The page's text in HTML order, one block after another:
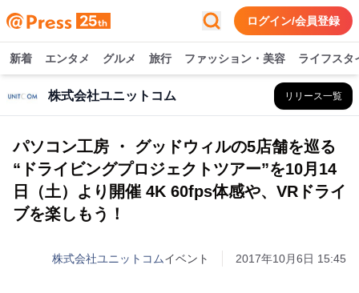
ログイン/会員登録
新着 エンタメ グルメ 旅行 ファッション・美容 ライフスタ
株式会社ユニットコム リリース一覧
パソコン工房 ・ グッドウィルの5店舗を巡る
“ドライビングプロジェクトツアー”を10月14
日（土）より開催 4K 60fps体感や、VRドライ
ブを楽しもう！
株式会社ユニットコムイベント 2017年10月6日 15:45